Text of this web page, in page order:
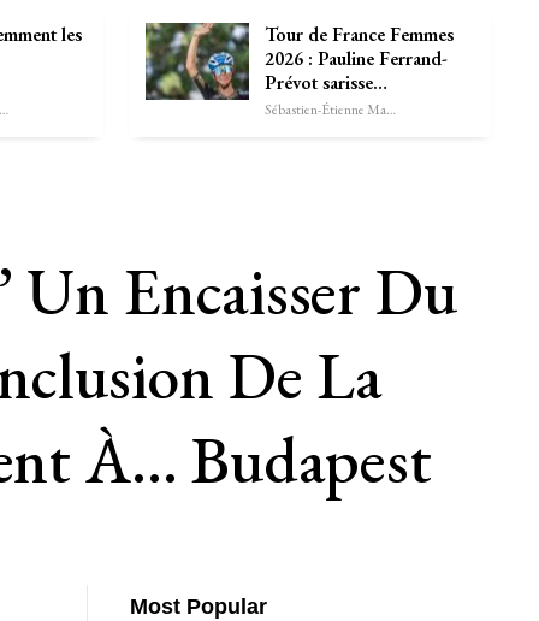
les
Sébastien-Étienne Marechal
Tour de France Femmes
2026 : Pauline Ferrand-
Prévot sarisse…
Sébastien-Étienne Marechal
Un Encaisser Du
De La
À… Budapest
Most Popular